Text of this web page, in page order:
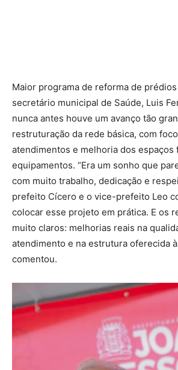
Maior programa de reforma de prédios
secretário municipal de Saúde, Luis
nunca antes houve um avanço tão
restruturação da rede básica, com
atendimentos e melhoria dos espaços
equipamentos. “Era um sonho que
com muito trabalho, dedicação e
prefeito Cícero e o vice-prefeito Leo
colocar esse projeto em prática. E os
muito claros: melhorias reais na
atendimento e na estrutura oferecida à
comentou.